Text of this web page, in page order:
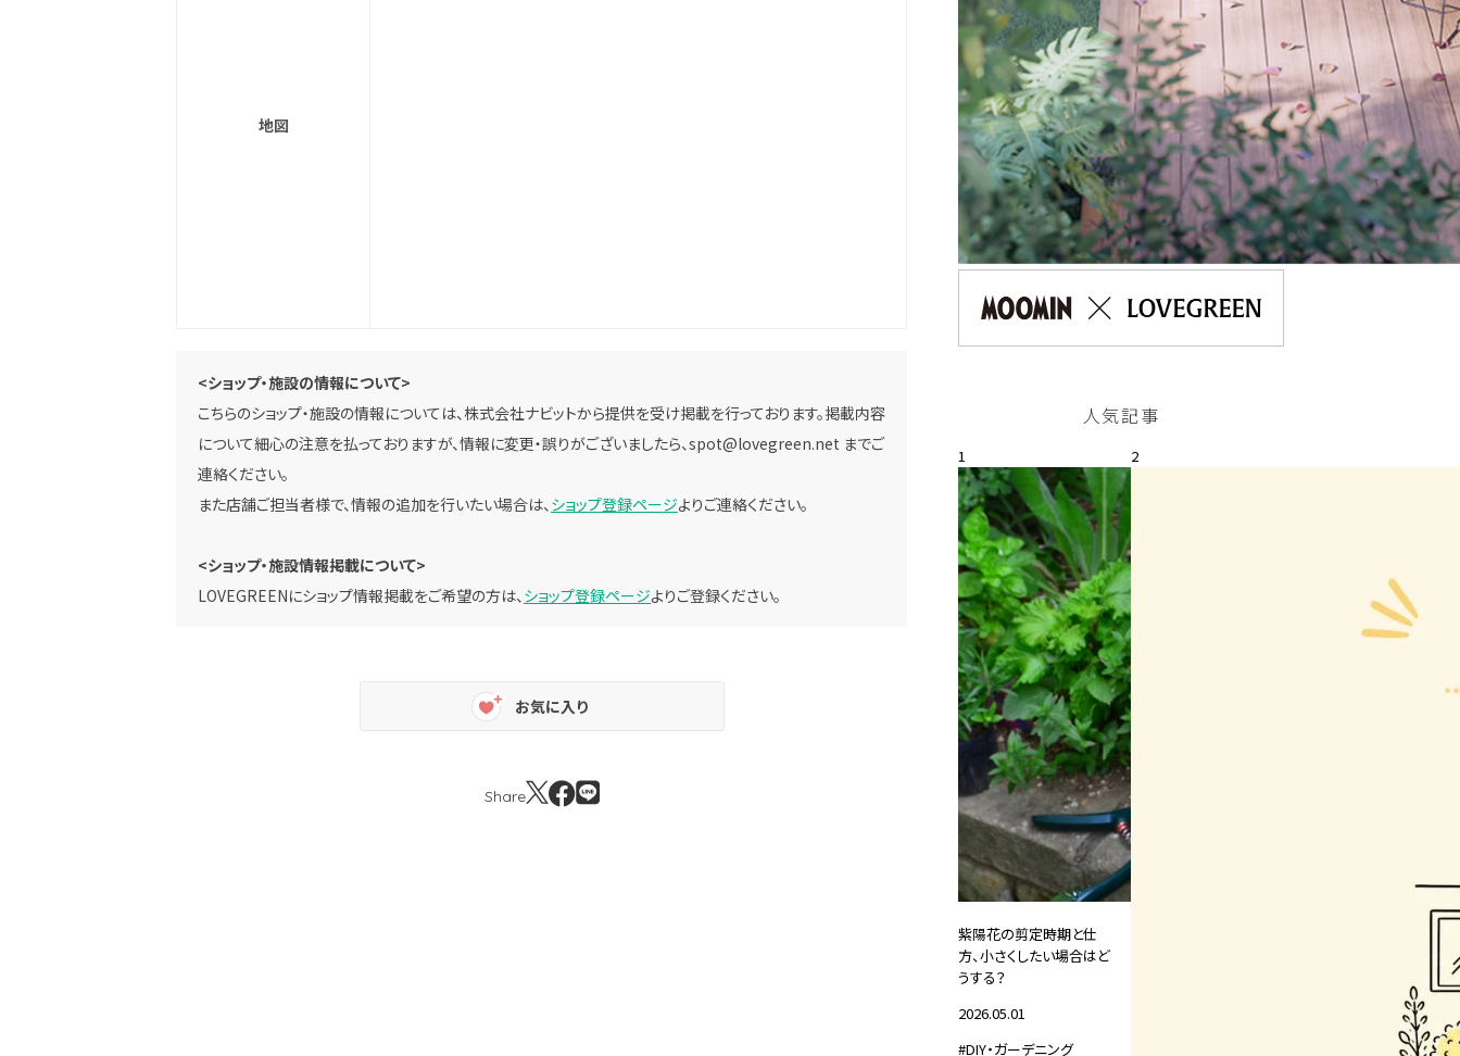
地図
<ショップ・施設の情報について>
こちらのショップ・施設の情報については、株式会社ナビットから提供を受け掲載を行っております。掲載内容
について細心の注意を払っておりますが、情報に変更・誤りがございましたら、spot@lovegreen.net までご
連絡ください。
また店舗ご担当者様で、情報の追加を行いたい場合は、ショップ登録ページよりご連絡ください。
<ショップ・施設情報掲載について>
LOVEGREENにショップ情報掲載をご希望の方は、ショップ登録ページよりご登録ください。
お気に入り
Share
人気記事
1
紫陽花の剪定時期と仕
方、小さくしたい場合はど
うする？
2026.05.01
#DIY・ガーデニング
2